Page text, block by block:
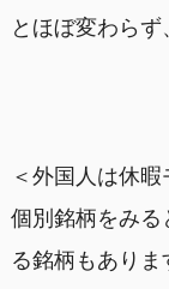
とほぼ変わらず
＜外国人は休暇
個別銘柄をみる
る銘柄もあり